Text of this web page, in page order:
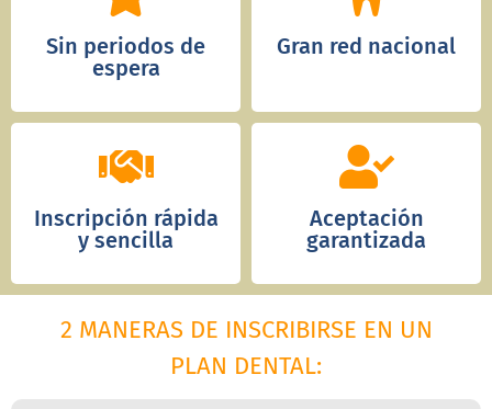
Sin periodos de
espera
Gran red nacional
Inscripción rápida
y sencilla
Aceptación
garantizada
2 MANERAS DE INSCRIBIRSE EN UN
PLAN DENTAL: